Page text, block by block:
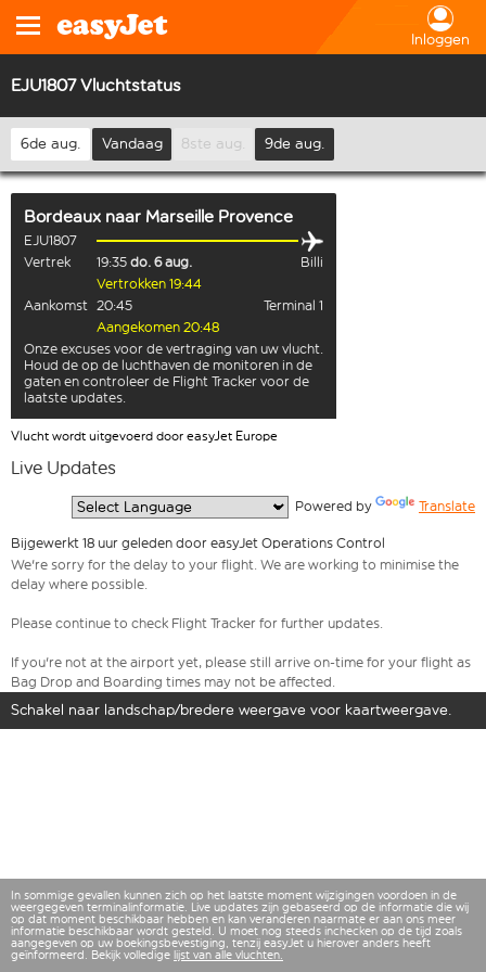
Inloggen
EJU1807 Vluchtstatus
6de aug. Vandaag 8ste aug. 9de aug.
Bordeaux naar Marseille Provence
EJU1807
Vertrek
19:35 do. 6 aug.
Billi
Vertrokken 19:44
Aankomst 20:45
Terminal 1
Aangekomen 20:48
Onze excuses voor de vertraging van uw vlucht.
Houd de op de luchthaven de monitoren in de
gaten en controleer de Flight Tracker voor de
laatste updates.
Vlucht wordt uitgevoerd door easyJet Europe
Live Updates
Powered by Translate
Bijgewerkt 18 uur geleden door easyJet Operations Control
We're sorry for the delay to your flight. We are working to minimise the
delay where possible.
Please continue to check Flight Tracker for further updates.
If you're not at the airport yet, please still arrive on-time for your flight as
Bag Drop and Boarding times may not be affected.
Schakel naar landschap/bredere weergave voor kaartweergave.
In sommige gevallen kunnen zich op het laatste moment wijzigingen voordoen in de
weergegeven terminalinformatie. Live updates zijn gebaseerd op de informatie die wij
op dat moment beschikbaar hebben en kan veranderen naarmate er aan ons meer
informatie beschikbaar wordt gesteld. U moet nog steeds inchecken op de tijd zoals
aangegeven op uw boekingsbevestiging, tenzij easyJet u hierover anders heeft
geïnformeerd. Bekijk volledige lijst van alle vluchten.